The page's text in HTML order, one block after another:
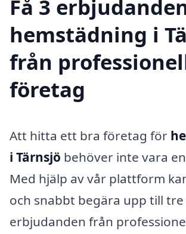
Få 3
hemstädning i
från
företag
Att hitta ett bra företag för
i Tärnsjö behöver inte vara
Med hjälp av vår plattform
och snabbt begära upp till tre
erbjudanden från